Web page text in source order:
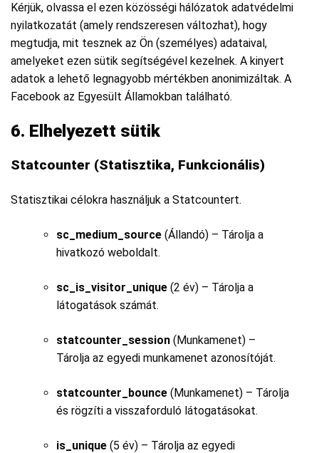
Kérjük, olvassa el ezen közösségi hálózatok adatvédelmi
nyilatkozatát (amely rendszeresen változhat), hogy
megtudja, mit tesznek az Ön (személyes) adataival,
amelyeket ezen sütik segítségével kezelnek. A kinyert
adatok a lehető legnagyobb mértékben anonimizáltak. A
Facebook az Egyesült Államokban található.
6. Elhelyezett sütik
Statcounter (Statisztika, Funkcionális)
Statisztikai célokra használjuk a Statcountert.
sc_medium_source (Állandó) – Tárolja a
hivatkozó weboldalt.
sc_is_visitor_unique (2 év) – Tárolja a
látogatások számát.
statcounter_session (Munkamenet) –
Tárolja az egyedi munkamenet azonosítóját.
statcounter_bounce (Munkamenet) – Tárolja
és rögzíti a visszaforduló látogatásokat.
is_unique (5 év) – Tárolja az egyedi